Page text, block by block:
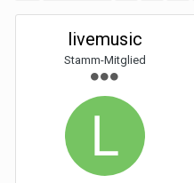
livemusic
Stamm-Mitglied